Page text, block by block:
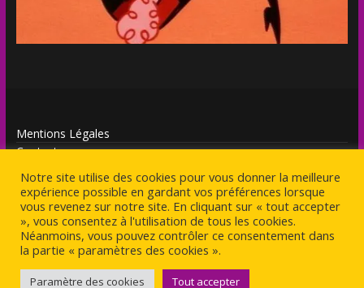
Mentions Légales
Contact
Copyright © 2026Antagoniste. Tous droits réservés.
Theme
ColorMag
Notre site utilise des cookies pour vous donner la meilleure
expérience possible en gardant vos préférences lorsque
vous revenez sur notre site. En cliquant sur « tout accepter
», vous consentez à l'utilisation de tous les cookies.
Néanmoins, vous pouvez contrôler ce consentement dans
la partie « paramètres des cookies ».
Paramètre des cookies Tout accepter